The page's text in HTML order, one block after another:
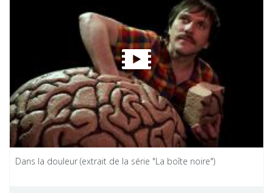
Dans la douleur (extrait de la série "La boîte noire")